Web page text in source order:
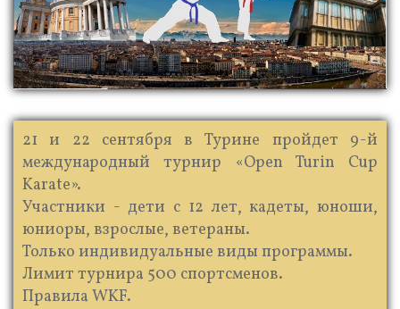
21 и 22 сентября в Турине пройдет 9-й
международный турнир «Open Turin Cup
Karate».
Участники - дети с 12 лет, кадеты, юноши,
юниоры, взрослые, ветераны.
Только индивидуальные виды программы.
Лимит турнира 500 спортсменов.
Правила WKF.